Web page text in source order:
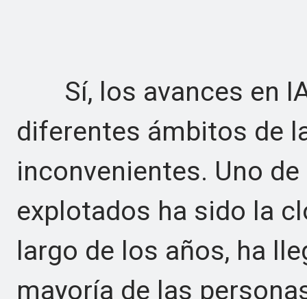
Sí, los avances en
diferentes ámbitos de
inconvenientes. Uno
explotados ha sido la
largo de los años, ha
mayoría de las